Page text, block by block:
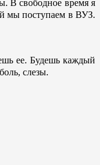
В свободное время я
мы поступаем в ВУЗ.
ее. Будешь каждый
слезы.